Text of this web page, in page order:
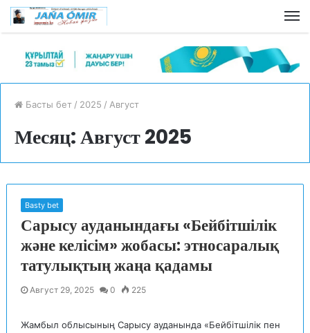
Басты бет / 2025 / Август
Месяц: Август 2025
Basty bet
Сарысу ауданындағы «Бейбітшілік
және келісім» жобасы: этносаралық
татулықтың жаңа қадамы
Август 29, 2025 0 225
Жамбыл облысының Сарысу ауданында «Бейбітшілік пен